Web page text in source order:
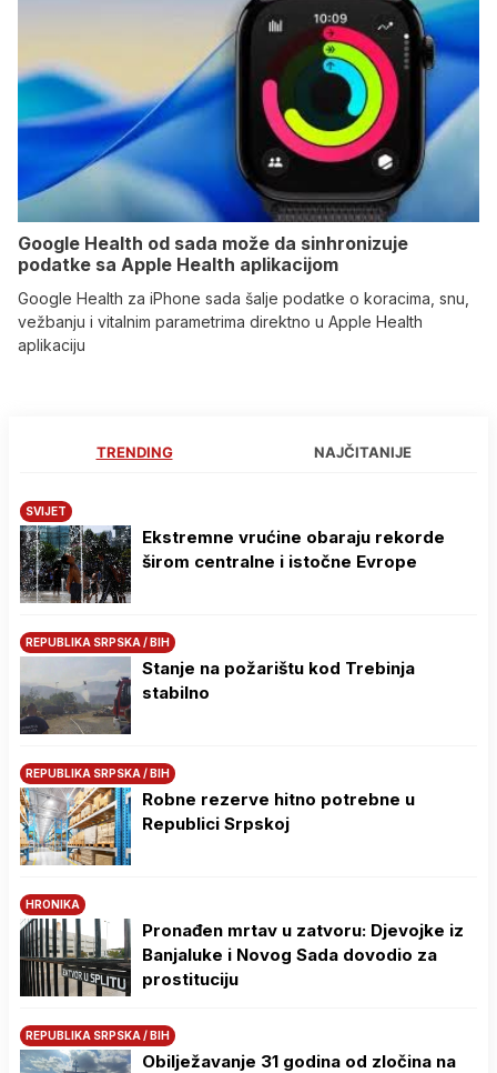
Google Health od sada može da sinhronizuje
podatke sa Apple Health aplikacijom
Google Health za iPhone sada šalje podatke o koracima, snu,
vežbanju i vitalnim parametrima direktno u Apple Health
aplikaciju
TRENDING NAJČITANIJE
SVIJET
Ekstremne vrućine obaraju rekorde
širom centralne i istočne Evrope
REPUBLIKA SRPSKA / BIH
Stanje na požarištu kod Trebinja
stabilno
REPUBLIKA SRPSKA / BIH
Robne rezerve hitno potrebne u
Republici Srpskoj
HRONIKA
Pronađen mrtav u zatvoru: Djevojke iz
Banjaluke i Novog Sada dovodio za
prostituciju
REPUBLIKA SRPSKA / BIH
Obilježavanje 31 godina od zločina na